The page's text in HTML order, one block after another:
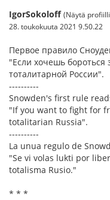
IgorSokoloff (Näytä
28. toukokuuta 2021 9.50.22
Первое правило
"Если хочешь бороться
тоталитарной России".
----------
Snowden's first rule
"If you want to fight for
totalitarian Russia".
----------
La unua regulo de
"Se vi volas lukti por
totalisma Rusio."
* * *